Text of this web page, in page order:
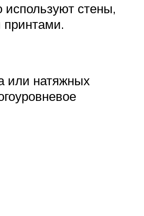
используют стены,
или натяжных